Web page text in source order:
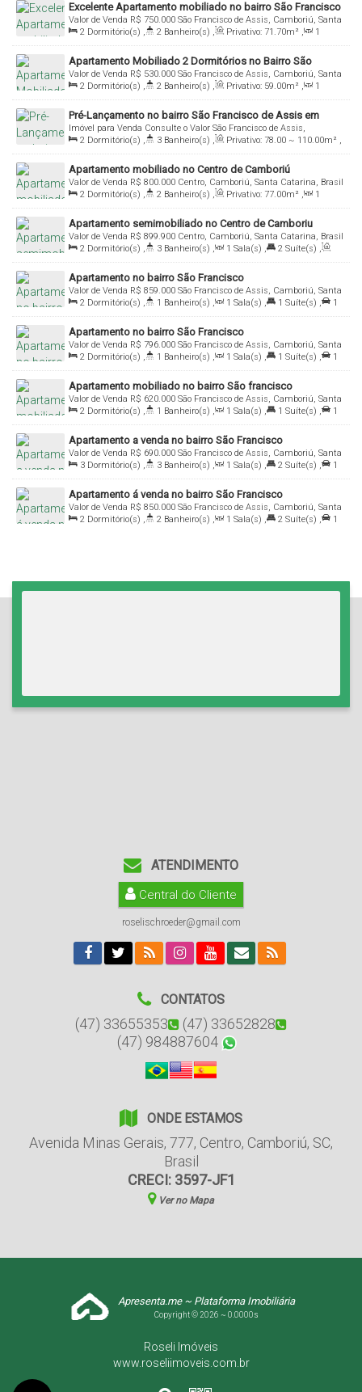
Excelente Apartamento mobiliado no bairro São Francisco
de Assis!
R$ 750.000
Valor de Venda
São Francisco de Assis, Camboriú, Santa
Catarina, Brasil
2 Dormitório(s) , 2 Banheiro(s) , Privativo: 71 .70m² ,
1
Sala(s) , 1 Suíte(s) , 1 Vaga(s)
Apartamento Mobiliado 2 Dormitórios no Bairro São
Francisco de Assis!
R$ 530.000
Valor de Venda
São Francisco de Assis, Camboriú, Santa
Catarina, Brasil
2 Dormitório(s) , 2 Banheiro(s) , Privativo: 59.00m² ,
1
Sala(s) , 1 Suíte(s) , 1 Vaga(s)
Pré-Lançamento no bairro São Francisco de Assis em
Camboriú
Consulte o Valor
Imóvel para Venda
São Francisco de Assis,
Camboriú, Santa Catarina, Brasil
2 Dormitório(s) , 3 Banheiro(s) , Privativo: 78.00 ~ 110.00m² ,
1 Sala(s) , 2 Suíte(s) , 1 Vaga(s)
Apartamento mobiliado no Centro de Camboriú
R$ 800.000
Valor de Venda
Centro, Camboriú, Santa Catarina, Brasil
2 Dormitório(s) , 2 Banheiro(s) , Privativo: 77.00m² ,
1
Sala(s) , 1 Suíte(s) , Total: 99.00m² , 2 Vaga(s)
Apartamento semimobiliado no Centro de Camboriu
R$ 899.900
Valor de Venda
Centro, Camboriú, Santa Catarina, Brasil
2 Dormitório(s) , 3 Banheiro(s) , 1 Sala(s) , 2 Suíte(s) ,
Total: 102.82m² , 1 Vaga(s) , Útil: 70.35m²
Apartamento no bairro São Francisco
R$ 859.000
Valor de Venda
São Francisco de Assis, Camboriú, Santa
Catarina, Brasil
2 Dormitório(s) , 1 Banheiro(s) , 1 Sala(s) , 1 Suíte(s) ,
1
Vaga(s) , Útil: 64.69m²
Apartamento no bairro São Francisco
R$ 796.000
Valor de Venda
São Francisco de Assis, Camboriú, Santa
Catarina, Brasil
2 Dormitório(s) , 1 Banheiro(s) , 1 Sala(s) , 1 Suíte(s) ,
1
Vaga(s) , Útil: 58.73m²
Apartamento mobiliado no bairro São francisco
R$ 620.000
Valor de Venda
São Francisco de Assis, Camboriú, Santa
Catarina, Brasil
2 Dormitório(s) , 1 Banheiro(s) , 1 Sala(s) , 1 Suíte(s) ,
1
Vaga(s) , Útil: 68.67m²
Apartamento a venda no bairro São Francisco
R$ 690.000
Valor de Venda
São Francisco de Assis, Camboriú, Santa
Catarina, Brasil
3 Dormitório(s) , 3 Banheiro(s) , 1 Sala(s) , 2 Suíte(s) ,
1
Vaga(s) , Útil: 79.00m²
Apartamento á venda no bairro São Francisco
R$ 850.000
Valor de Venda
São Francisco de Assis, Camboriú, Santa
Catarina, Brasil
2 Dormitório(s) , 2 Banheiro(s) , 1 Sala(s) , 2 Suíte(s) ,
1
ATENDIMENTO
Central do Cliente
roselischroeder@gmail.com
CONTATOS
(47) 33655353
(47) 33652828
(47) 984887604
ONDE ESTAMOS
Avenida Minas Gerais, 777, Centro, Camboriú, SC,
Brasil
CRECI: 3597-JF1
Ver no Mapa
Apresenta.me ~ Plataforma Imobiliária
Copyright © 2026 ~ 0.0000s
Roseli Imóveis
www.roseliimoveis.com.br